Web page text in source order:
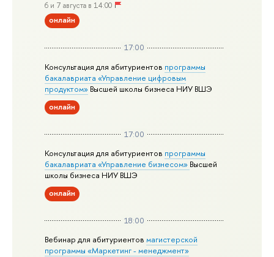
6 и 7 августа в 14:00
онлайн
17:00
Консультация для абитуриентов программы
бакалавриата «Управление цифровым
продуктом» Высшей школы бизнеса НИУ ВШЭ
онлайн
17:00
Консультация для абитуриентов программы
бакалавриата «Управление бизнесом» Высшей
школы бизнеса НИУ ВШЭ
онлайн
18:00
Вебинар для абитуриентовмагистерской
программы «Маркетинг - менеджмент»